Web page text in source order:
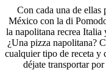
Con cada una de ellas
México con la di
la napolitana recrea Italia
¿Una pizza napolitana?
cualquier tipo de receta y
déjate transportar